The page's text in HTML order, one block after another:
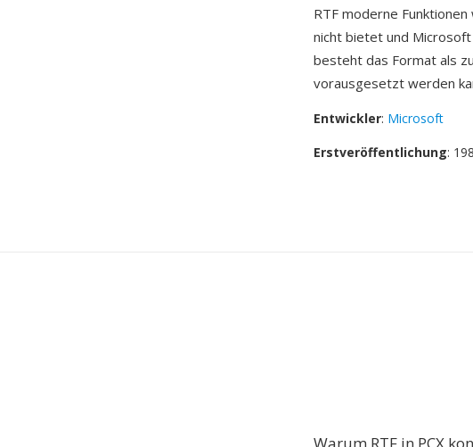
RTF moderne
nicht bietet und
besteht das Format als
vorausgesetzt werden
Entwickler: Microsoft
Erstveröffentlichung: